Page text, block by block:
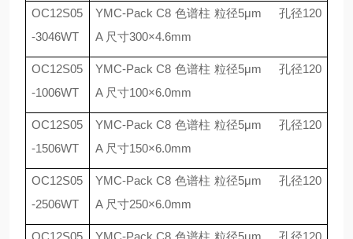
OC12S05
-3046WT
YMC-Pack C8 色谱柱 粒径5μm 孔径120
A 尺寸300×4.6mm
OC12S05
-1006WT
YMC-Pack C8 色谱柱 粒径5μm 孔径120
A 尺寸100×6.0mm
OC12S05
-1506WT
YMC-Pack C8 色谱柱 粒径5μm 孔径120
A 尺寸150×6.0mm
OC12S05
-2506WT
YMC-Pack C8 色谱柱 粒径5μm 孔径120
A 尺寸250×6.0mm
OC12S05
YMC-Pack C8 色谱柱 粒径5μm 孔径120